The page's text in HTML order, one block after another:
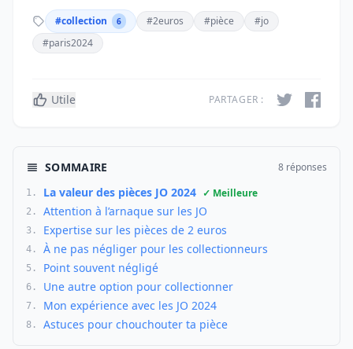
#collection 6 #2euros #pièce
#jo
#paris2024
Utile PARTAGER :
SOMMAIRE 8 réponses
1. La valeur des pièces JO 2024 ✓ Meilleure
2. Attention à l’arnaque sur les JO
3. Expertise sur les pièces de 2 euros
4. À ne pas négliger pour les collectionneurs
5. Point souvent négligé
6. Une autre option pour collectionner
7. Mon expérience avec les JO 2024
8. Astuces pour chouchouter ta pièce